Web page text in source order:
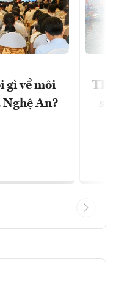
gì về môi
An?